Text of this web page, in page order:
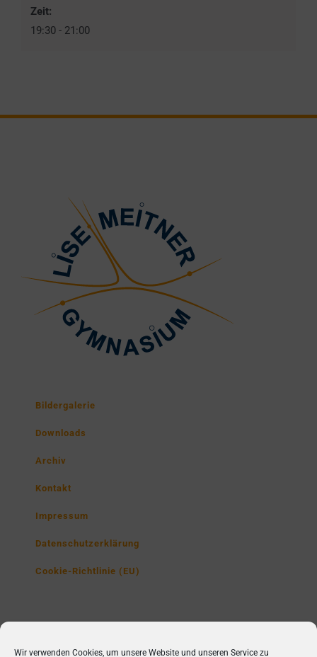
Wir verwenden Cookies, um unsere Website und unseren Service zu
Zeit:
19:30 - 21:00
Bildergalerie
Downloads
Archiv
Kontakt
Impressum
Datenschutzerklärung
Cookie-Richtlinie (EU)